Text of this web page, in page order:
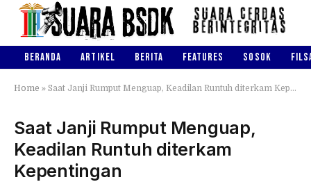
BERANDA ARTIKEL BERITA FEATURES SOSOK
Home » Saat Janji Rumput Menguap, Keadilan Runtuh diterkam Kepentingan
Saat Janji Rumput Menguap,
Keadilan Runtuh diterkam
Kepentingan